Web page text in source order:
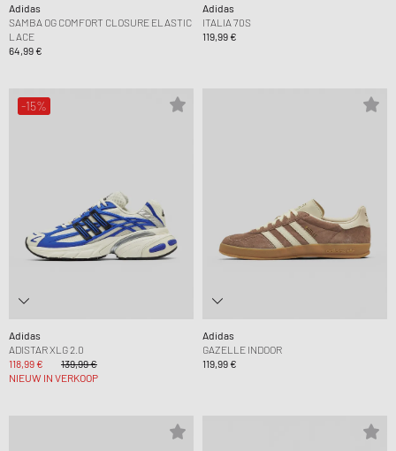
Adidas
SAMBA OG COMFORT CLOSURE ELASTIC
LACE
64,99 €
Adidas
ITALIA 70S
119,99 €
-15%
Adidas
ADISTAR XLG 2.0
118,99 €
139,99 €
NIEUW IN VERKOOP
Adidas
GAZELLE INDOOR
119,99 €